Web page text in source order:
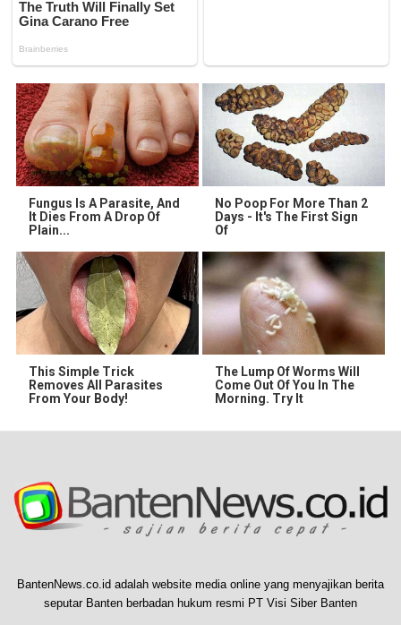
Fungus Is A Parasite, And
It Dies From A Drop Of
Plain...
No Poop For More Than 2
Days - It's The First Sign
Of
This Simple Trick
Removes All Parasites
From Your Body!
The Lump Of Worms Will
Come Out Of You In The
Morning. Try It
BantenNews.co.id adalah website media online yang menyajikan berita
seputar Banten berbadan hukum resmi PT Visi Siber Banten